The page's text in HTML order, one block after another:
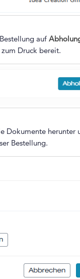
auf
Druck bereit.
Dokumente
Bestellung.